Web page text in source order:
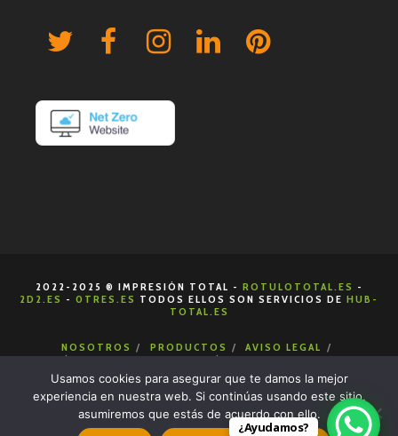
2022-2025 ® IMPRESIÓN TOTAL - ROTULOTOTAL.ES -
2D2.ES - 0TRES.ES TODOS ELLOS SON SERVICIOS DE HUB-
TOTAL.ES
NOSOTROS PRODUCTOS
AVISO LEGAL
POLÍTICA DE COOKIES
POLÍTICA DE PRIVACIDAD
CONDICIONES DE VENTA
CONTACTA
¿Ayudamos?
Usamos cookies para asegurar que te damos la mejor
experiencia en nuestra web. Si continúas usando este sitio,
asumiremos que estás de acuerdo con ello.